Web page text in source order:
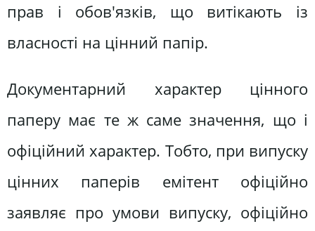
прав і обов'язків, що витікають із
власності на цінний папір.
Документарний характер цінного
паперу має те ж саме значення, що і
офіційний характер. Тобто, при випуску
цінних паперів емітент офіційно
заявляє про умови випуску, офіційно